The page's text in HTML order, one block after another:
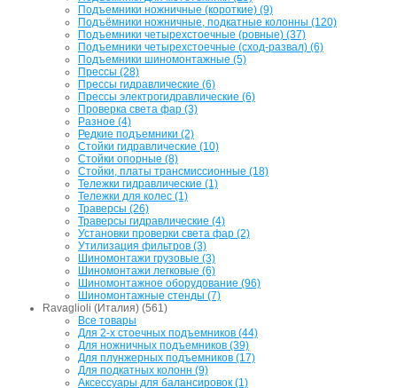
Подъемники ножничные (короткие) (9)
Подъёмники ножничные, подкатные колонны (120)
Подъемники четырехстоечные (ровные) (37)
Подъемники четырехстоечные (сход-развал) (6)
Подъемники шиномонтажные (5)
Прессы (28)
Прессы гидравлические (6)
Прессы электрогидравлические (6)
Проверка света фар (3)
Разное (4)
Редкие подъемники (2)
Стойки гидравлические (10)
Стойки опорные (8)
Стойки, платы трансмиссионные (18)
Тележки гидравлические (1)
Тележки для колес (1)
Траверсы (26)
Траверсы гидравлические (4)
Установки проверки света фар (2)
Утилизация фильтров (3)
Шиномонтажи грузовые (3)
Шиномонтажи легковые (6)
Шиномонтажное оборудование (96)
Шиномонтажные стенды (7)
Ravaglioli (Италия) (561)
Все товары
Для 2-х стоечных подъемников (44)
Для ножничных подъемников (39)
Для плунжерных подъемников (17)
Для подкатных колонн (9)
Аксессуары для балансировок (1)